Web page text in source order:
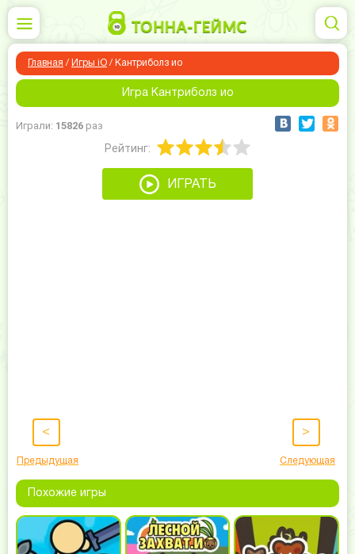
Главная / Игры iO / Кантриболз ио
Игра Кантриболз ио
Играли: 15826 раз
Рейтинг:
ИГРАТЬ
<
Предыдущая
>
Следующая
Похожие игры